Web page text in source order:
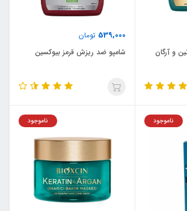
و آرگان
539,000 تومان
شامپو ضد ریزش قرمز بیوکسین
ناموجود ناموجود